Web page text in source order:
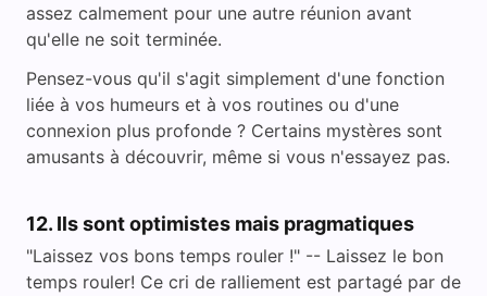
assez calmement pour une autre réunion avant
qu'elle ne soit terminée.
Pensez-vous qu'il s'agit simplement d'une fonction
liée à vos humeurs et à vos routines ou d'une
connexion plus profonde ? Certains mystères sont
amusants à découvrir, même si vous n'essayez pas.
12. Ils sont optimistes mais pragmatiques
"Laissez vos bons temps rouler !" -- Laissez le bon
temps rouler! Ce cri de ralliement est partagé par de